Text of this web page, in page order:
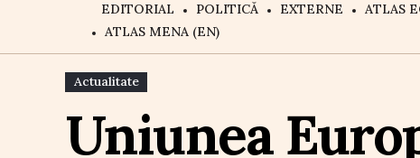
EDITORIAL POLITICĂ EXTERNE ATLAS
ATLAS MENA (EN)
Actualitate
Uniunea